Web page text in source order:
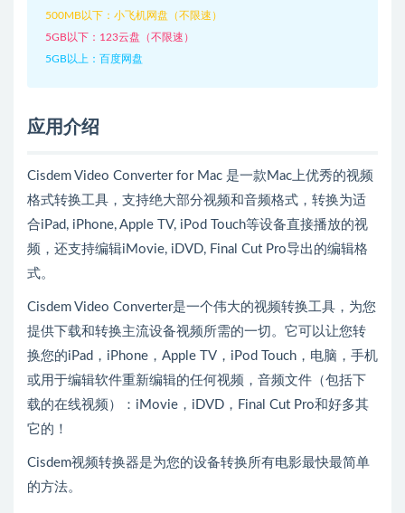
500MB以下：小飞机网盘（不限速）
5GB以下：123云盘（不限速）
5GB以上：百度网盘
应用介绍
Cisdem Video Converter for Mac 是一款Mac上优秀的视频
格式转换工具，支持绝大部分视频和音频格式，转换为适
合iPad, iPhone, Apple TV, iPod Touch等设备直接播放的视
频，还支持编辑iMovie, iDVD, Final Cut Pro导出的编辑格
式。
Cisdem Video Converter是一个伟大的视频转换工具，为您
提供下载和转换主流设备视频所需的一切。它可以让您转
换您的iPad，iPhone，Apple TV，iPod Touch，电脑，手机
或用于编辑软件重新编辑的任何视频，音频文件（包括下
载的在线视频）：iMovie，iDVD，Final Cut Pro和好多其
它的！
Cisdem视频转换器是为您的设备转换所有电影最快最简单
的方法。